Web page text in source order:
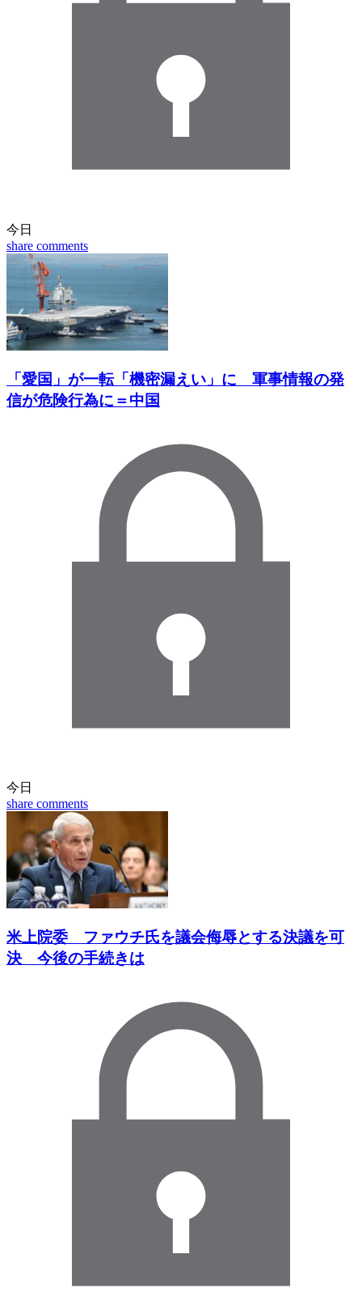
今日
share comments
「愛国」が一転「機密漏えい」に 軍事情報の発
信が危険行為に＝中国
今日
share comments
米上院委 ファウチ氏を議会侮辱とする決議を可
決 今後の手続きは